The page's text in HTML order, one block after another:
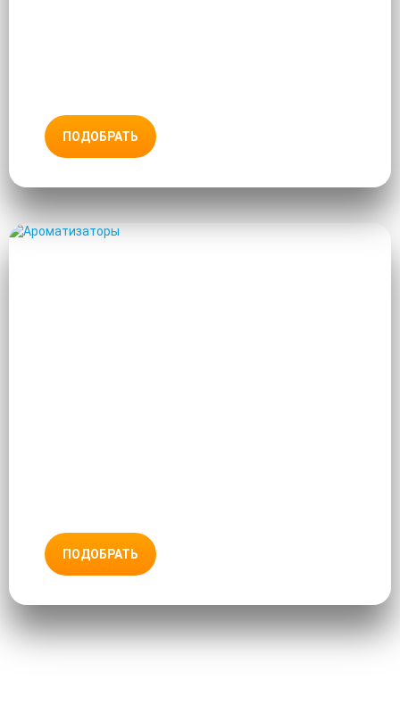
ПОДОБРАТЬ
ПОДОБРАТЬ